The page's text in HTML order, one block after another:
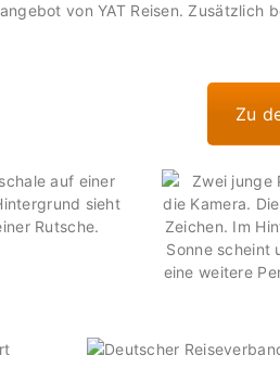
von YAT Reisen.
Zu